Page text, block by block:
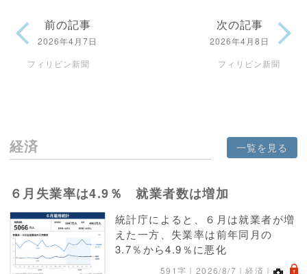
前の記事
2026年4月7日
フィリピン新聞
次の記事
2026年4月8日
フィリピン新聞
経済 一覧を見る
６月失業率は4.9％ 就業者数は増加
統計庁によると、６月は就業者が増
えた一方、失業率は前年同月の
3.7％から4.9％に悪化
591字｜ 2026/8/7 ｜経済｜ .